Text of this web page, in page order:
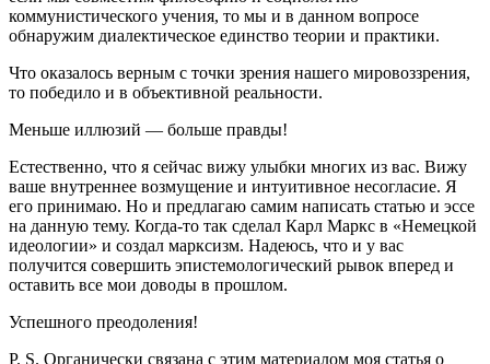
коммунистического учения, то мы и в данном вопросе
обнаружим диалектическое единство теории и практики.
Что оказалось верным с точки зрения нашего мировоззрения,
то победило и в объективной реальности.
Меньше иллюзий — больше правды!
Естественно, что я сейчас вижу улыбки многих из вас. Вижу
ваше внутреннее возмущение и интуитивное несогласие. Я
его принимаю. Но и предлагаю самим написать статью и эссе
на данную тему. Когда-то так сделал Карл Маркс в «Немецкой
идеологии» и создал марксизм. Надеюсь, что и у вас
получится совершить эпистемологический рывок вперед и
оставить все мои доводы в прошлом.
Успешного преодоления!
P. S. Органически связана с этим материалом моя статья о